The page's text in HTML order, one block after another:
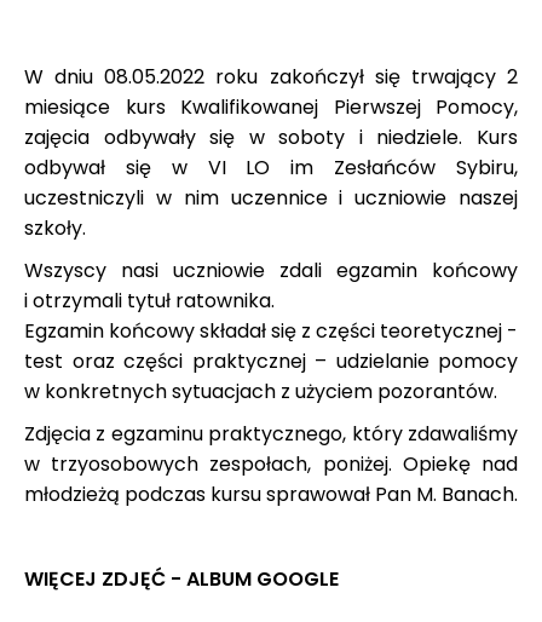
W dniu 08.05.2022 roku zakończył się trwający 2
miesiące kurs Kwalifikowanej Pierwszej Pomocy,
zajęcia odbywały się w soboty i niedziele. Kurs
odbywał się w VI LO im Zesłańców Sybiru,
uczestniczyli w nim uczennice i uczniowie naszej
szkoły.
Wszyscy nasi uczniowie zdali egzamin końcowy
i otrzymali tytuł ratownika.
Egzamin końcowy składał się z części teoretycznej -
test oraz części praktycznej – udzielanie pomocy
w konkretnych sytuacjach z użyciem pozorantów.
Zdjęcia z egzaminu praktycznego, który zdawaliśmy
w trzyosobowych zespołach, poniżej. Opiekę nad
młodzieżą podczas kursu sprawował Pan M. Banach.
WIĘCEJ ZDJĘĆ - ALBUM GOOGLE